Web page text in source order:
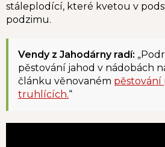
stáleplodící, které kvetou v
podzimu.
Vendy z Jahodárny radí:
pěstování jahod v nádobách
článku věnovaném pěstování
truhlících.“